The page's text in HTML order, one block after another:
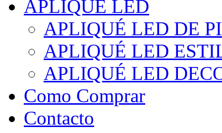
APLIQUÉ LED
APLIQUÉ LED DE
APLIQUÉ LED
APLIQUÉ LED
Como Comprar
Contacto